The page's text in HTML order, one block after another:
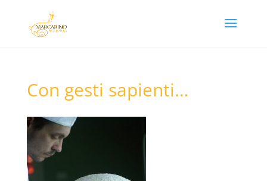
Con gesti sapienti…